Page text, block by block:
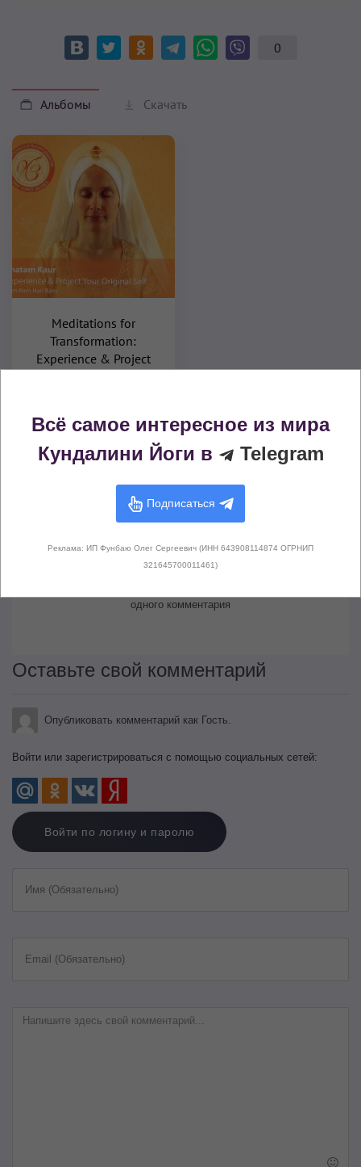
0
Альбомы Скачать
Meditations for
Transformation:
Experience & Project
Комментарии (0)
одного комментария
Оставьте свой комментарий
Опубликовать комментарий как Гость.
Войти или зарегистрироваться с помощью социальных сетей:
Войти по логину и паролю
Имя (Обязательно)
Email (Обязательно)
Всё самое интересное из мира
Кундалини Йоги в
Telegram
Подписаться
Реклама: ИП Фунбаю Олег Сергеевич (ИНН 643908114874 ОГРНИП
321645700011461)